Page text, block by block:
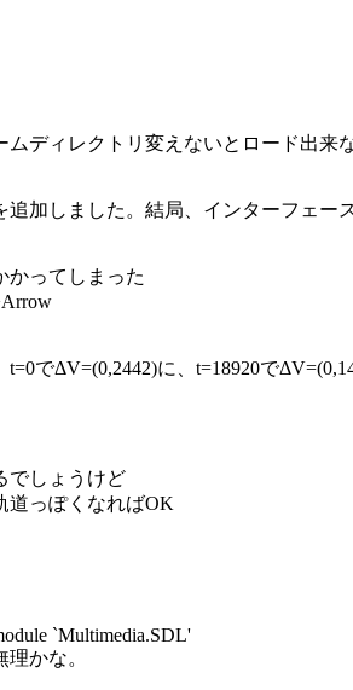
ムディレクトリ変えないとロード出来
追加しました。結局、インターフェー
かってしまった
でΔV=(0,2442)に、t=18920で
でしょうけど
道っぽくなればOK
`Multimedia.SDL'
かな。